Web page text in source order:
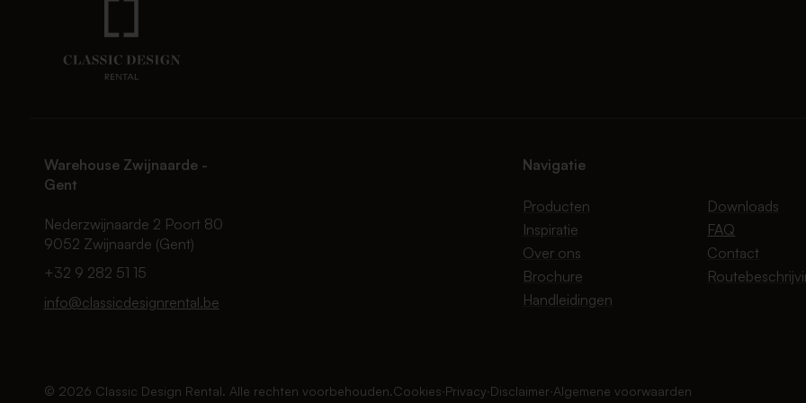
Warehouse Zwijnaarde -
Gent
Nederzwijnaarde 2 Poort 80
9052 Zwijnaarde (Gent)
+32 9 282 51 15
info@classicdesignrental.be
Navigatie
Producten
Inspiratie
Over ons
Brochure
Handleidingen
Downloads
FAQ
Contact
© 2026 Classic Design Rental. Alle rechten voorbehouden.Cookies∙Privacy∙Disclaimer∙Algemene voorwaarden